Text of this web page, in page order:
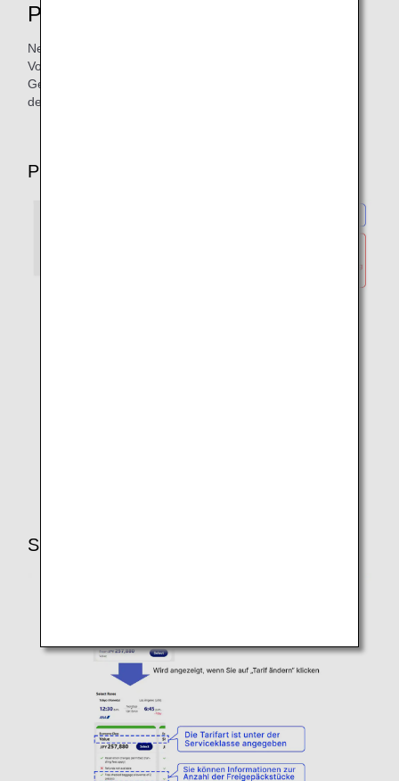
Plätzen
Neben den Tarifdetails und -bedingungen finden Sie die
Vorab-Sitzplatzreservierung und die Anzahl der
Gepäckstücke für jeden Tarif für Ihre gewählte Strecke auf
der ANA-Website unter „Sitzplatzverfügbarkeit“.
PC-Bildschirm (Beispiel)
Smartphone-Bildschirm (Beispiel)